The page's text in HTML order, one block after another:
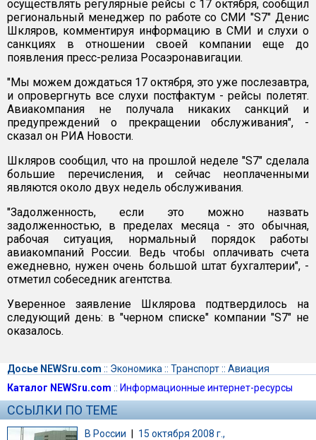
осуществлять регулярные рейсы с 17 октября, сообщил
региональный менеджер по работе со СМИ "S7" Денис
Шкляров, комментируя информацию в СМИ и слухи о
санкциях в отношении своей компании еще до
появления пресс-релиза Росаэронавигации.
"Мы можем дождаться 17 октября, это уже послезавтра,
и опровергнуть все слухи постфактум - рейсы полетят.
Авиакомпания не получала никаких санкций и
предупреждений о прекращении обслуживания", -
сказал он РИА Новости.
Шкляров сообщил, что на прошлой неделе "S7" сделала
большие перечисления, и сейчас неоплаченными
являются около двух недель обслуживания.
"Задолженность, если это можно назвать
задолженностью, в пределах месяца - это обычная,
рабочая ситуация, нормальный порядок работы
авиакомпаний России. Ведь чтобы оплачивать счета
ежедневно, нужен очень большой штат бухгалтерии", -
отметил собеседник агентства.
Уверенное заявление Шклярова подтвердилось на
следующий день: в "черном списке" компании "S7" не
оказалось.
Досье NEWSru.com :: Экономика :: Транспорт:: Авиация
Каталог NEWSru.com :: Информационные интернет-ресурсы
ССЫЛКИ ПО ТЕМЕ
В России | 15 октября 2008 г.,